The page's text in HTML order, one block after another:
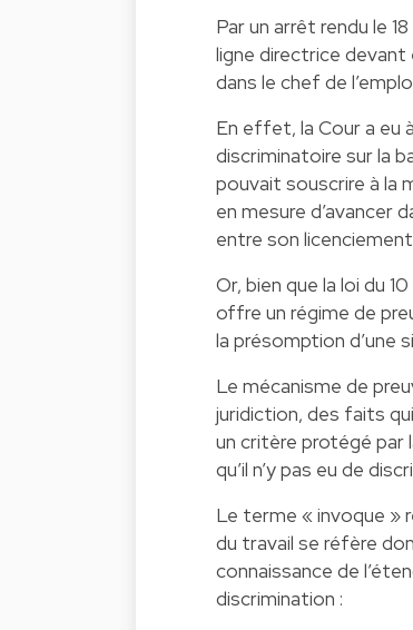
Par un arrêt rendu le
ligne directrice devant
dans le chef de
En effet, la Cour a eu
discriminatoire sur la
pouvait souscrire à la
en mesure d’avancer
entre son
Or, bien que la loi du
offre un régime de
la présomption d’une
Le mécanisme de
juridiction, des faits
un critère protégé par
qu’il n’y pas eu de
Le terme « invoque »
du travail se réfère
connaissance de
discrimination :